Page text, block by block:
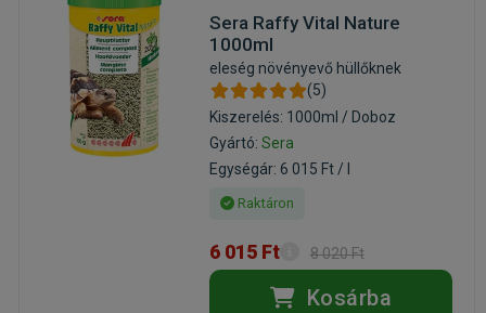
Sera Raffy Vital Nature
1000ml
eleség növényevő hüllőknek
(5)
Kiszerelés: 1000ml / Doboz
Gyártó: Sera
Egységár: 6 015 Ft / l
Raktáron
6 015 Ft 8 020 Ft
Kosárba